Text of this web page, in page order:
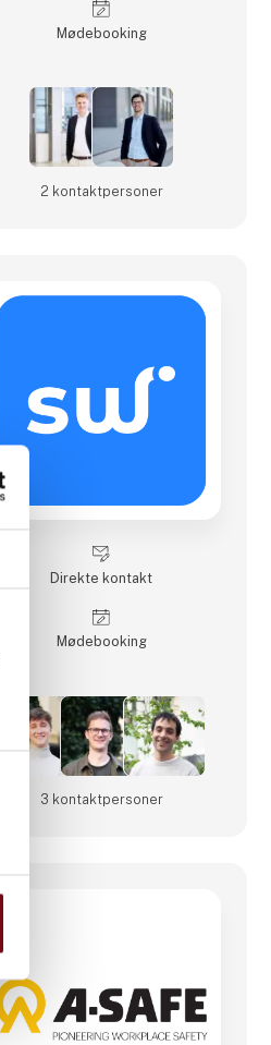
Møde­booking
2 kontakt­personer
Direkte kontakt
Møde­booking
3 kontakt­personer